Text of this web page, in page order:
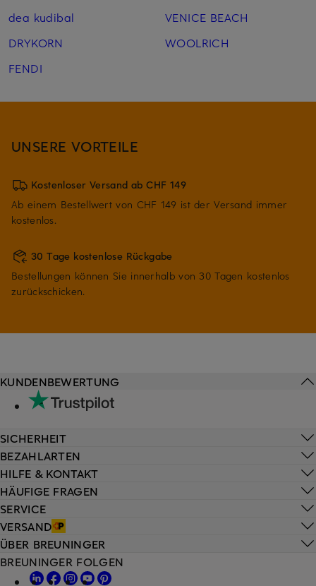
dea kudibal
DRYKORN
FENDI
VENICE BEACH
WOOLRICH
UNSERE VORTEILE
Kostenloser Versand ab CHF 149
Ab einem Bestellwert von CHF 149 ist der Versand immer
kostenlos.
30 Tage kostenlose Rückgabe
Bestellungen können Sie innerhalb von 30 Tagen kostenlos
zurückschicken.
HILFE & KONTAKT
HÄUFIGE FRAGEN
SERVICE
VERSAND
KUNDENBEWERTUNG
SICHERHEIT
BEZAHLARTEN
ÜBER BREUNINGER
BREUNINGER FOLGEN